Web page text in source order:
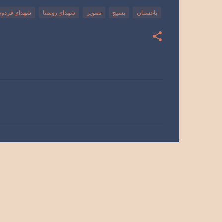
باغستان بسیج تصویر شهدای روستا شهدای